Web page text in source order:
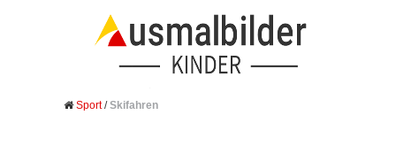
Sport/Skifahren